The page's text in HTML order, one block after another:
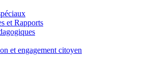
et Rapports
et engagement citoyen